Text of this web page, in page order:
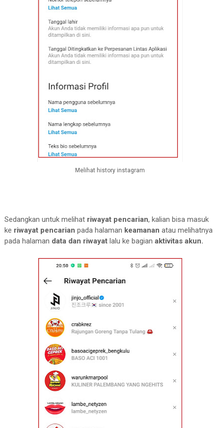
Melihat history instagram
Sedangkan untuk melihat riwayat pencarian, kalian bisa masuk
ke riwayat pencarian pada halaman keamanan atau melihatnya
pada halaman data dan riwayatlalu ke bagian aktivitas akun.